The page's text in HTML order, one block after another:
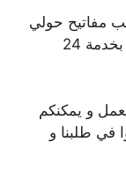
مفاتيح حولي
الفروانية الجهراء العدان الخيران بخدمة 24
و يمكنكم
في طلبنا و